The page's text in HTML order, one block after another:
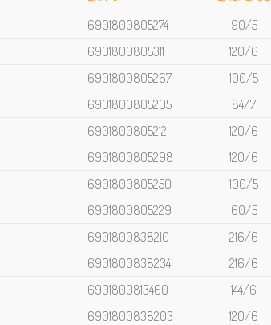
6901800805274 90/5
6901800805311 120/6
6901800805267 100/5
6901800805205 84/7
6901800805212 120/6
6901800805298 120/6
6901800805250 100/5
6901800805229 60/5
6901800838210 216/6
6901800838234 216/6
6901800813460 144/6
6901800838203 120/6